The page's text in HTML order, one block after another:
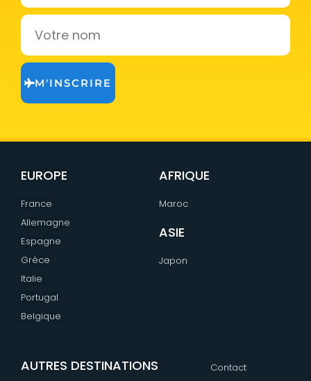
Votre
nom
M'INSCRIRE
EUROPE
France
Allemagne
Espagne
Grèce
Italie
Portugal
Belgique
AFRIQUE
Maroc
ASIE
Japon
AUTRES DESTINATIONS
Contact